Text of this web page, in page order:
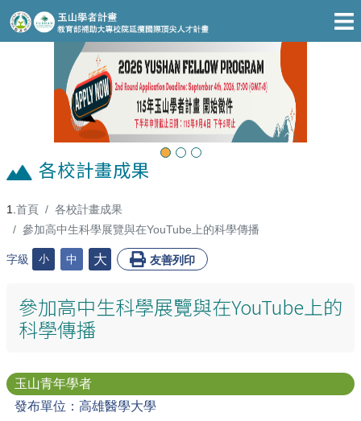
跳至主要內容區
Previous
各校計畫成果
::: 首頁
各校計畫成果
參加高中生科學展覽與在YouTube上的科學傳播
字級 小 中 大 友善列印
參加高中生科學展覽與在YouTube上的
科學傳播
玉山青年學者
發布單位：高雄醫學大學